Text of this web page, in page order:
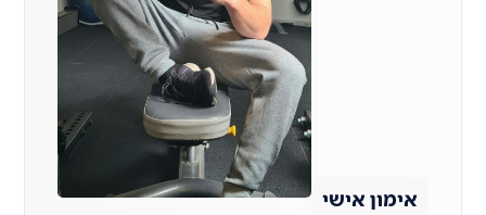
אימון אישי